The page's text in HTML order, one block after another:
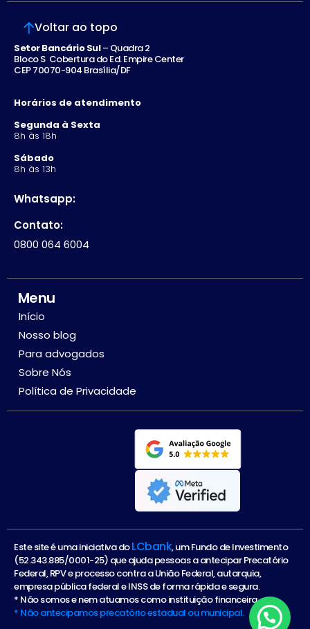
Voltar ao topo
Setor Bancário Sul– Quadra 2
Bloco S Cobertura do Ed. Empire Center
CEP 70070-904 Brasília/DF
Horários de atendimento
Segunda à Sexta
8h às 18h
Sábado
8h às 13h
Whatsapp:
Contato:
0800 064 6004
Menu
Início
Nosso blog
Para advogados
Sobre Nós
Política de Privacidade
Este site é uma iniciativa doLCbank, um Fundo de Investimento
(52.343.885/0001-25) que ajuda pessoas a antecipar Precatório
Federal, RPV e processo contra a União Federal, autarquia,
empresa pública federal e INSS de forma rápida e segura.
* Não somos e nem atuamos como instituição financeira.
* Não antecipamos precatório estadual ou municipal.